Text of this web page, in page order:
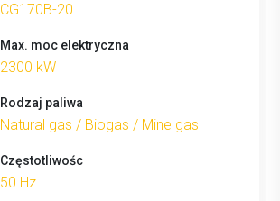
CG170B-20
Max. moc elektryczna
2300 kW
Rodzaj paliwa
Natural gas / Biogas / Mine gas
Częstotliwośc
50 Hz